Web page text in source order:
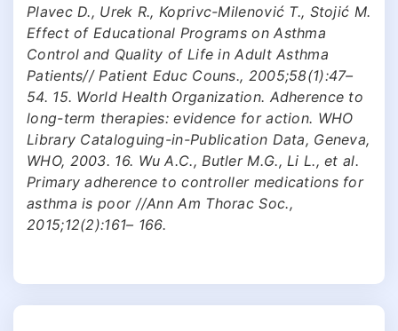
Plavec D., Urek R., Koprivc-Milenović T., Stojić M.
Effect of Educational Programs on Asthma
Control and Quality of Life in Adult Asthma
Patients// Patient Educ Couns., 2005;58(1):47–
54. 15. World Health Organization. Adherence to
long-term therapies: evidence for action. WHO
Library Cataloguing-in-Publication Data, Geneva,
WHO, 2003. 16. Wu A.C., Butler M.G., Li L., et al.
Primary adherence to controller medications for
asthma is poor //Ann Am Thorac Soc.,
2015;12(2):161– 166.